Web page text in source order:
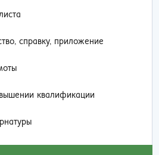
справку, приложение
квалификации